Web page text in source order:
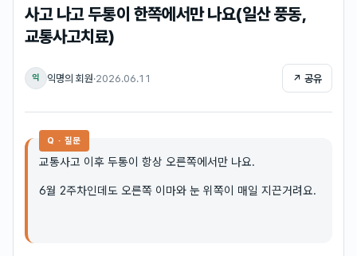
사고 나고 두통이 한쪽에서만 나요(일산 풍동,
교통사고치료)
익 익명의 회원·2026.06.11 ↗ 공유
Q · 질문
교통사고 이후 두통이 항상 오른쪽에서만 나요.
6월 2주차인데도 오른쪽 이마와 눈 위쪽이 매일 지끈거려요.